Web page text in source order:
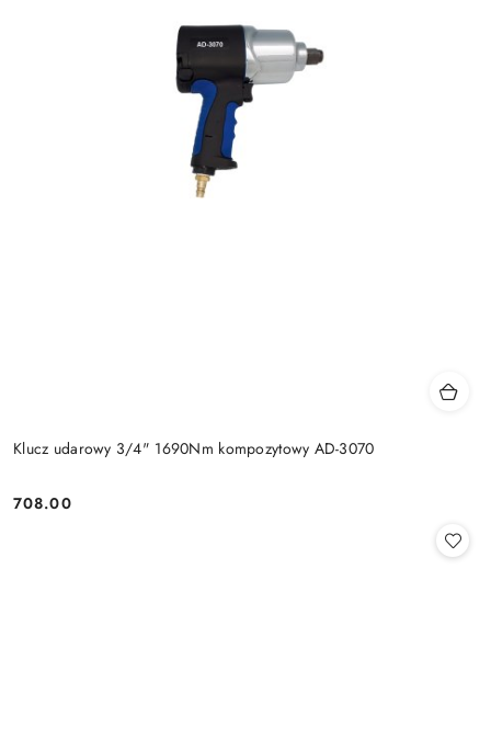
Klucz udarowy 3/4" 1690Nm kompozytowy AD-3070
Cena:
708.00